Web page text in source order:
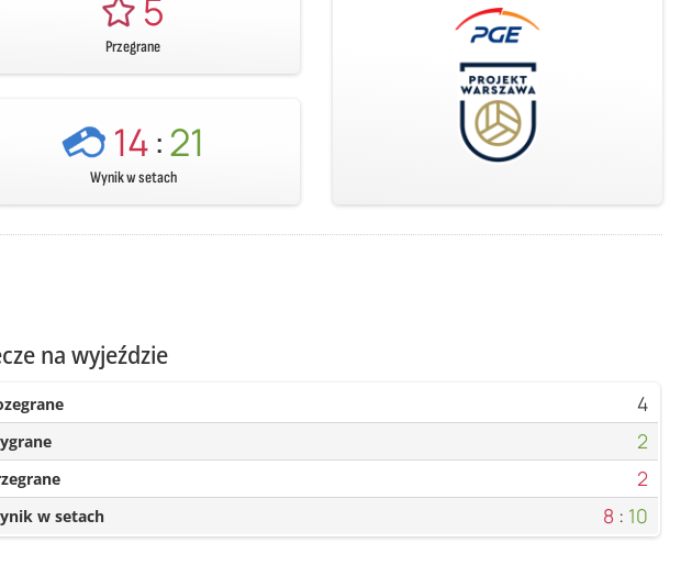
5
Przegrane
14:21
Wynik w setach
na wyjeździe
4
2
2
w setach 8 : 10